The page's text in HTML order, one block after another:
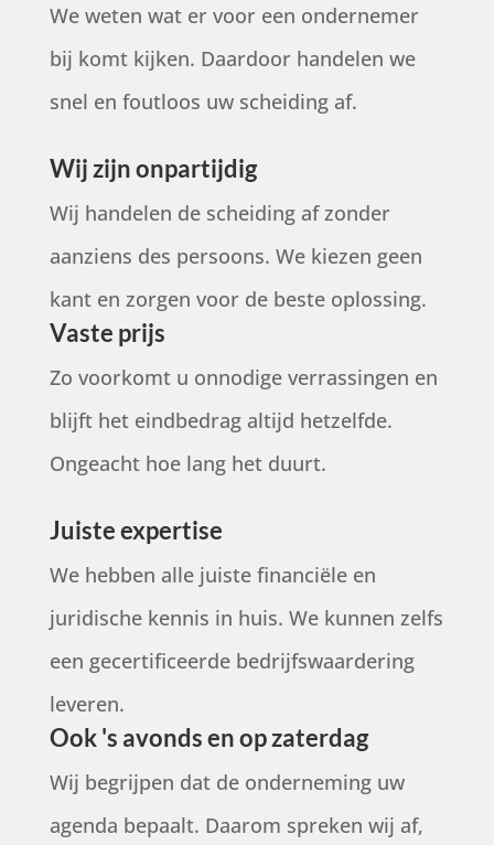
We weten wat er voor een ondernemer
bij komt kijken. Daardoor handelen we
snel en foutloos uw scheiding af.
Wij zijn onpartijdig
Wij handelen de scheiding af zonder
aanziens des persoons. We kiezen geen
kant en zorgen voor de beste oplossing.
Vaste prijs
Zo voorkomt u onnodige verrassingen en
blijft het eindbedrag altijd hetzelfde.
Ongeacht hoe lang het duurt.
Juiste expertise
We hebben alle juiste financiële en
juridische kennis in huis. We kunnen zelfs
een gecertificeerde bedrijfswaardering
leveren.
Ook 's avonds en op zaterdag
Wij begrijpen dat de onderneming uw
agenda bepaalt. Daarom spreken wij af,